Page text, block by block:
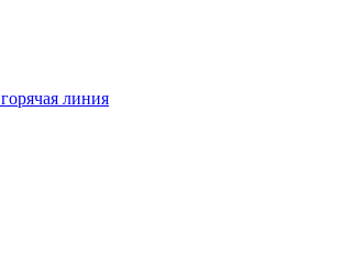
горячая линия